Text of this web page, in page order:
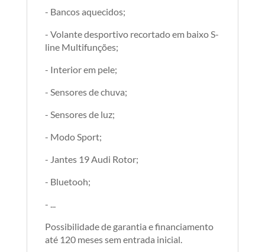
- Bancos aquecidos;
- Volante desportivo recortado em baixo S-
line Multifunções;
- Interior em pele;
- Sensores de chuva;
- Sensores de luz;
- Modo Sport;
- Jantes 19 Audi Rotor;
- Bluetooh;
- ...
Possibilidade de garantia e financiamento
até 120 meses sem entrada inicial.